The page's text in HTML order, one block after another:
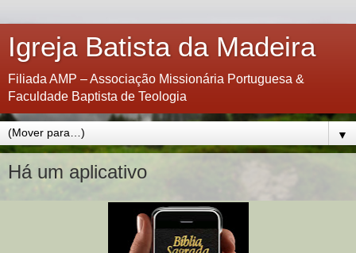
Igreja Batista da Madeira
Filiada AMP – Associação Missionária Portuguesa &
Faculdade Baptista de Teologia
▼
Há um aplicativo